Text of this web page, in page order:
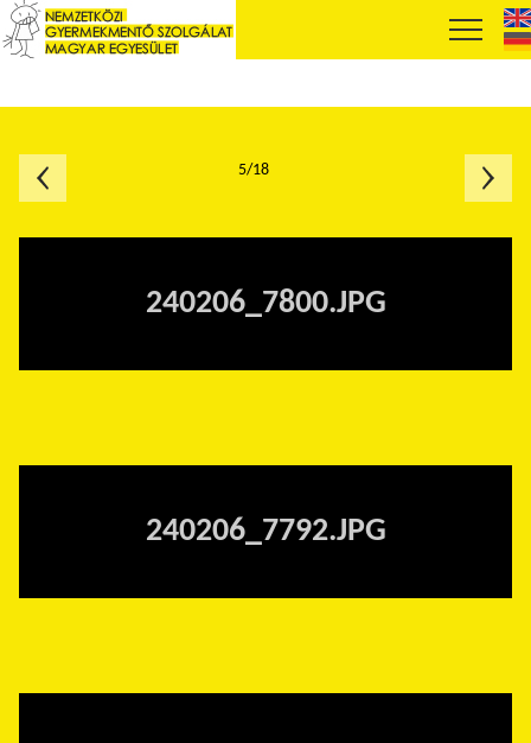
240206_7800.JPG
240206_7792.JPG
5/18